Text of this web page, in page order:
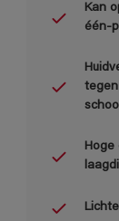
Kan
één-
tegen